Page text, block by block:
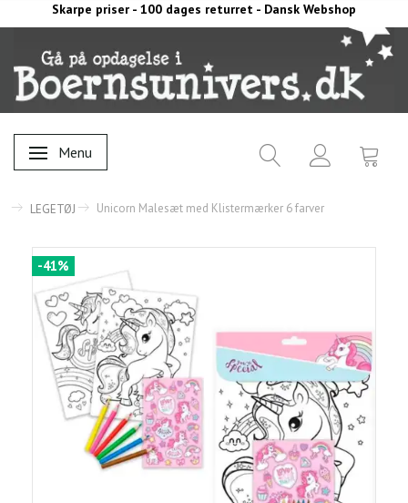
Skarpe priser - 100 dages returret - Dansk Webshop
Skifte navigation
Menu
LEGETØJ Unicorn Malesæt med Klistermærker 6 farver
-41%